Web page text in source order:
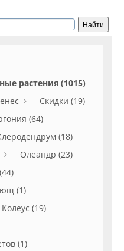
растения (1015)
Скидки (19)
(64)
(18)
Олеандр (23)
(1)
Колеус (19)
(1)